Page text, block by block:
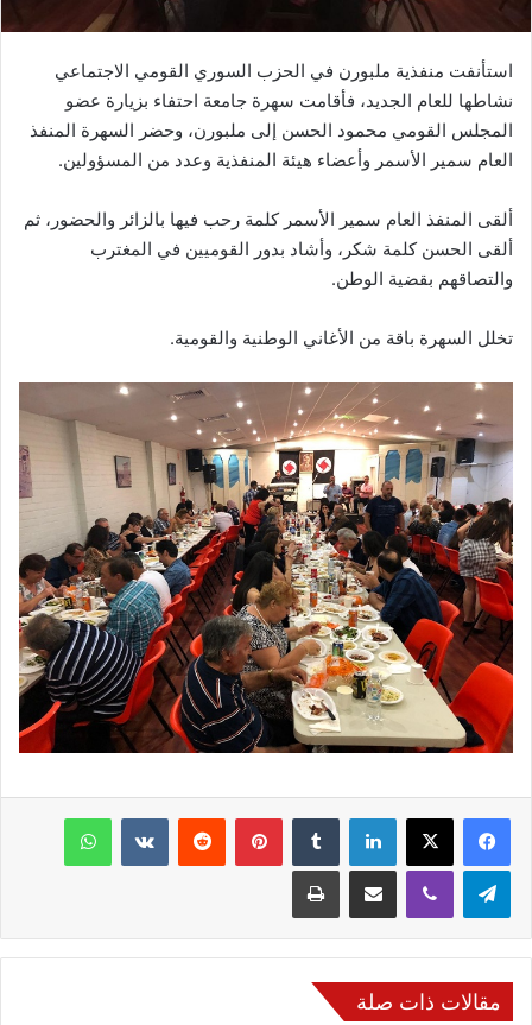
استأنفت منفذية ملبورن في الحزب السوري القومي الاجتماعي
نشاطها للعام الجديد، فأقامت سهرة جامعة احتفاء بزيارة عضو
المجلس القومي محمود الحسن إلى ملبورن، وحضر السهرة المنفذ
العام سمير الأسمر وأعضاء هيئة المنفذية وعدد من المسؤولين.
ألقى المنفذ العام سمير الأسمر كلمة رحب فيها بالزائر والحضور، ثم
ألقى الحسن كلمة شكر، وأشاد بدور القوميين في المغترب
والتصاقهم بقضية الوطن.
تخلل السهرة باقة من الأغاني الوطنية والقومية.
فيسبوك لينكدإن بينتيريست
مقالات ذات صلة